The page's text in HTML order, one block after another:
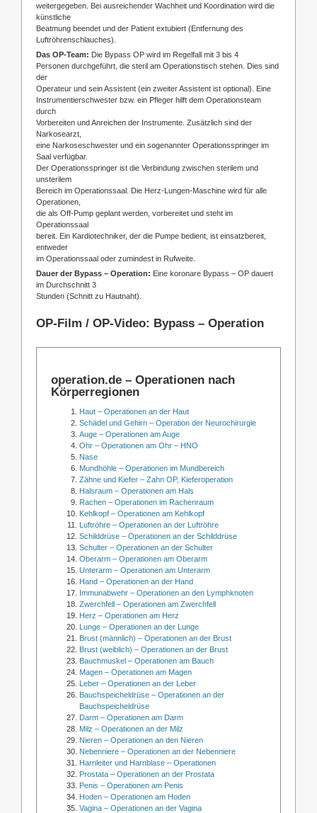
weitergegeben. Bei ausreichender Wachheit und Koordination wird die
künstliche
Beatmung beendet und der Patient extubiert (Entfernung des
Luftröhrenschlauches).
Das OP-Team: Die Bypass OP wird im Regelfall mit 3 bis 4
Personen durchgeführt, die steril am Operationstisch stehen. Dies sind
der
Operateur und sein Assistent (ein zweiter Assistent ist optional). Eine
Instrumentierschwester bzw. ein Pfleger hilft dem Operationsteam
durch
Vorbereiten und Anreichen der Instrumente. Zusätzlich sind der
Narkosearzt,
eine Narkoseschwester und ein sogenannter Operationsspringer im
Saal verfügbar.
Der Operationsspringer ist die Verbindung zwischen sterilem und
unsterilem
Bereich im Operationssaal. Die Herz-Lungen-Maschine wird für alle
Operationen,
die als Off-Pump geplant werden, vorbereitet und steht im
Operationssaal
bereit. Ein Kardiotechniker, der die Pumpe bedient, ist einsatzbereit,
entweder
im Operationssaal oder zumindest in Rufweite.
Dauer der Bypass – Operation: Eine koronare Bypass – OP dauert
im Durchschnitt 3
Stunden (Schnitt zu Hautnaht).
OP-Film / OP-Video: Bypass – Operation
operation.de – Operationen nach
Körperregionen
Haut – Operationen an der Haut
Schädel und Gehirn – Operation der Neurochirurgie
Auge – Operationen am Auge
Ohr – Operationen am Ohr – HNO
Nase
Mundhöhle – Operationen im Mundbereich
Zähne und Kiefer – Zahn OP, Kieferoperation
Halsraum – Operationen am Hals
Rachen – Operationen im Rachenraum
Kehlkopf – Operationen am Kehlkopf
Luftröhre – Operationen an der Luftröhre
Schilddrüse – Operationen an der Schilddrüse
Schulter – Operationen an der Schulter
Oberarm – Operationen am Oberarm
Unterarm – Operationen am Unterarm
Hand – Operationen an der Hand
Immunabwehr – Operationen an den Lymphknoten
Zwerchfell – Operationen am Zwerchfell
Herz – Operationen am Herz
Lunge – Operationen an der Lunge
Brust (männlich) – Operationen an der Brust
Brust (weiblich) – Operationen an der Brust
Bauchmuskel – Operationen am Bauch
Magen – Operationen am Magen
Leber – Operationen an der Leber
Bauchspeicheldrüse – Operationen an der
Bauchspeicheldrüse
Darm – Operationen am Darm
Milz – Operationen an der Milz
Nieren – Operationen an den Nieren
Nebenniere – Operationen an der Nebenniere
Harnleiter und Harnblase – Operationen
Prostata – Operationen an der Prostata
Penis – Operationen am Penis
Hoden – Operationen am Hoden
Vagina – Operationen an der Vagina